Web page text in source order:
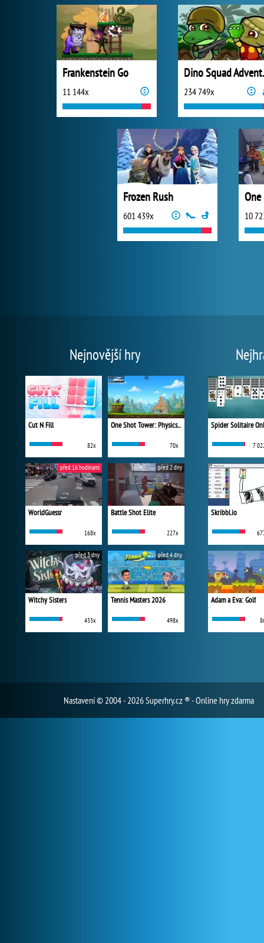
Frankenstein Go
11 144x 234 749x
Frozen Rush
601 439x
One
10
Nejnovější hry
Cut N Fill
82x
One Shot Tower: Physics Destroyer
70x
WorldGuessr
168x
před 16 hodinami
Battle Shot Elite
227x
před 2 dny
Witchy Sisters
433x
před 3 dny
Tennis Masters 2026
498x
před 4 dny
Spider Solitaire
7
Skribbl.io
Adam a Eva: Golf
Nastavení© 2004 - 2026 Superhry.cz ® - Online hry zdarma